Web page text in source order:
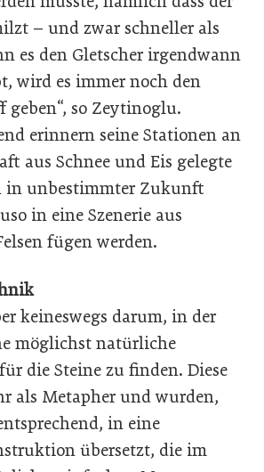
– und zwar schneller als
es den Gletscher irgendwann
wird es immer noch den
geben“, so Zeytinoglu.
erinnern seine Stationen an
aus Schnee und Eis gelegte
in unbestimmter Zukunft
in eine Szenerie aus
fügen werden.
keineswegs darum, in der
möglichst natürliche
die Steine zu finden. Diese
als Metapher und wurden,
in eine
übersetzt, die im